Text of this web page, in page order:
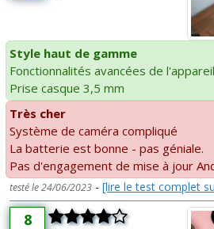
Style haut de gamme
Fonctionnalités avancées de
Prise casque 3,5 mm
Très cher
Système de caméra compliqué
La batterie est bonne - pas géniale.
Pas d'engagement de mise à jour
testé le 24/06/2023 - [lire le test complet
8